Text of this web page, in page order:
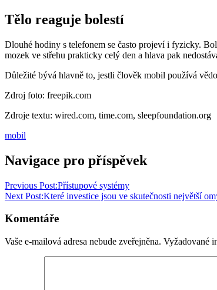
Tělo reaguje bolestí
Dlouhé hodiny s telefonem se často projeví i fyzicky.
mozek ve střehu prakticky celý den a hlava pak
Důležité bývá hlavně to, jestli člověk mobil používá
Zdroj foto: freepik.com
Zdroje textu: wired.com, time.com, sleepfoundation.org
mobil
Navigace pro příspěvek
Previous Post:Přístupové systémy
Next Post:Které investice jsou ve skutečnosti největší
Komentáře
Vaše e-mailová adresa nebude zveřejněna. Vyžadované